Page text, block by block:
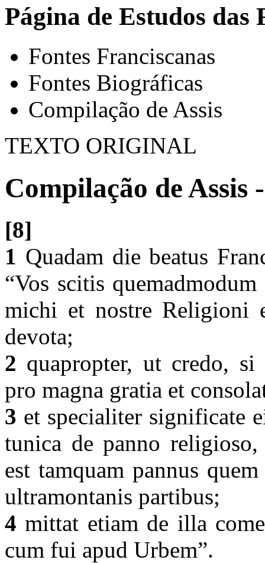
Página de Estudos das
Fontes Franciscanas
Fontes Biográficas
Compilação de Assis
TEXTO ORIGINAL
Compilação de Assis
[8]
1 Quadam die beatus
“Vos scitis
michi et nostre Religioni
devota;
2 quapropter, ut credo,
pro magna gratia et
3 et specialiter significate
tunica de panno
est tamquam pannus
ultramontanis partibus;
4 mittat etiam de illa
cum fui apud Urbem”.